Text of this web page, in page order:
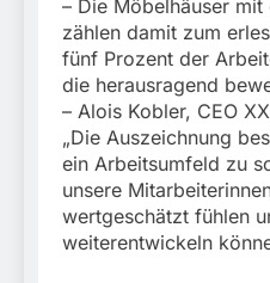
führt
und
3.
– Die Möbelhäuser mit
zählen damit zum
fünf Prozent der
die herausragend
– Alois Kobler, CEO
„Die Auszeichnung
ein Arbeitsumfeld zu
unsere
wertgeschätzt fühlen
weiterentwickeln